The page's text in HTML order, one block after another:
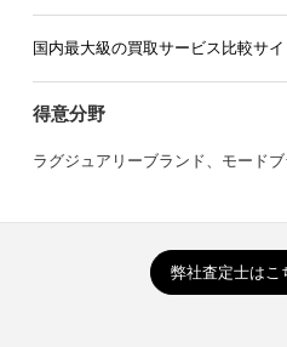
国内最大級の買取サービス比較サイ
得意分野
ラグジュアリーブランド、モード
弊社査定士はこ